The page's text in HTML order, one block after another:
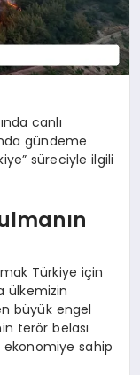
canlı
gündeme
süreciyle ilgili
Türkiye için
ülkemizin
büyük engel
terör belası
sahip